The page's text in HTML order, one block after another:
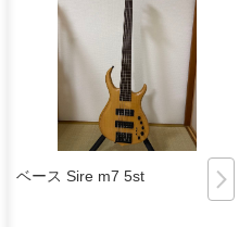
ベース Sire m7 5st